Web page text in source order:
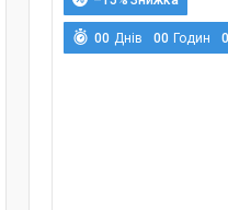
00 Днів 00 Годин 0